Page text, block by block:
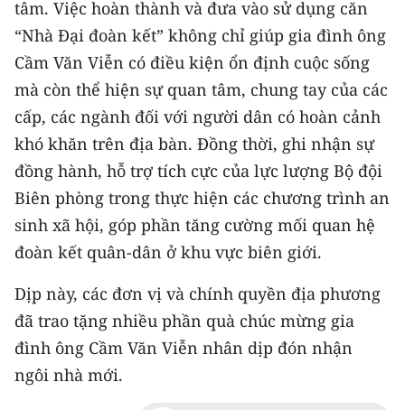
tâm. Việc hoàn thành và đưa vào sử dụng căn
“Nhà Đại đoàn kết” không chỉ giúp gia đình ông
Cầm Văn Viễn có điều kiện ổn định cuộc sống
mà còn thể hiện sự quan tâm, chung tay của các
cấp, các ngành đối với người dân có hoàn cảnh
khó khăn trên địa bàn. Đồng thời, ghi nhận sự
đồng hành, hỗ trợ tích cực của lực lượng Bộ đội
Biên phòng trong thực hiện các chương trình an
sinh xã hội, góp phần tăng cường mối quan hệ
đoàn kết quân-dân ở khu vực biên giới.
Dịp này, các đơn vị và chính quyền địa phương
đã trao tặng nhiều phần quà chúc mừng gia
đình ông Cầm Văn Viễn nhân dịp đón nhận
ngôi nhà mới.